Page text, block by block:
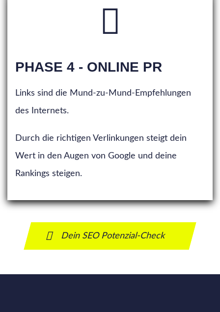
PHASE 4 - ONLINE PR
Links sind die Mund-zu-Mund-Empfehlungen
des Internets.
Durch die richtigen Verlinkungen steigt dein
Wert in den Augen von Google und deine
Rankings steigen.
Dein SEO Potenzial-Check